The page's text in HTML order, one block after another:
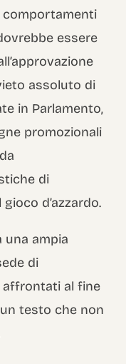
comportamenti
essere
assoluto di
in Parlamento,
promozionali
di
d’azzardo.
una ampia
di
affrontati al fine
testo che non